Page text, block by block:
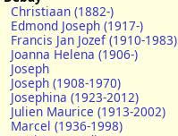
Christiaan (1882-)
Edmond Joseph (1917-)
Francis Jan Jozef (1910-1983)
Joanna Helena (1906-)
Joseph
Joseph (1908-1970)
Josephina (1923-2012)
Julien Maurice (1913-2002)
Marcel (1936-1998)